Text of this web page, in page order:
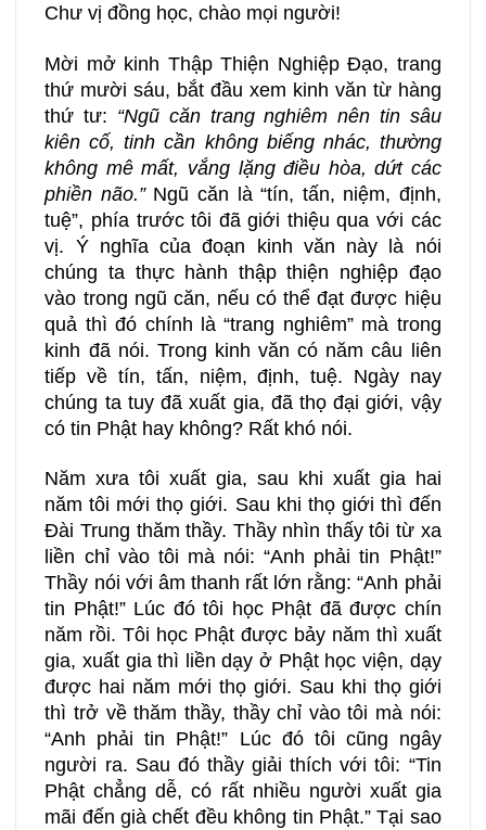
Chư vị đồng học, chào mọi người!
Mời mở kinh Thập Thiện Nghiệp Đạo, trang
thứ mười sáu, bắt đầu xem kinh văn từ hàng
thứ tư: “Ngũ căn trang nghiêm nên tin sâu
kiên cố, tinh cần không biếng nhác, thường
không mê mất, vắng lặng điều hòa, dứt các
phiền não.” Ngũ căn là “tín, tấn, niệm, định,
tuệ”, phía trước tôi đã giới thiệu qua với các
vị. Ý nghĩa của đoạn kinh văn này là nói
chúng ta thực hành thập thiện nghiệp đạo
vào trong ngũ căn, nếu có thể đạt được hiệu
quả thì đó chính là “trang nghiêm” mà trong
kinh đã nói. Trong kinh văn có năm câu liên
tiếp về tín, tấn, niệm, định, tuệ. Ngày nay
chúng ta tuy đã xuất gia, đã thọ đại giới, vậy
có tin Phật hay không? Rất khó nói.
Năm xưa tôi xuất gia, sau khi xuất gia hai
năm tôi mới thọ giới. Sau khi thọ giới thì đến
Đài Trung thăm thầy. Thầy nhìn thấy tôi từ xa
liền chỉ vào tôi mà nói: “Anh phải tin Phật!”
Thầy nói với âm thanh rất lớn rằng: “Anh phải
tin Phật!” Lúc đó tôi học Phật đã được chín
năm rồi. Tôi học Phật được bảy năm thì xuất
gia, xuất gia thì liền dạy ở Phật học viện, dạy
được hai năm mới thọ giới. Sau khi thọ giới
thì trở về thăm thầy, thầy chỉ vào tôi mà nói:
“Anh phải tin Phật!” Lúc đó tôi cũng ngây
người ra. Sau đó thầy giải thích với tôi: “Tin
Phật chẳng dễ, có rất nhiều người xuất gia
mãi đến già chết đều không tin Phật.” Tại sao